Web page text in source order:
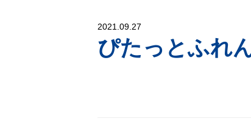
2021.09.27
ぴたっとふれ